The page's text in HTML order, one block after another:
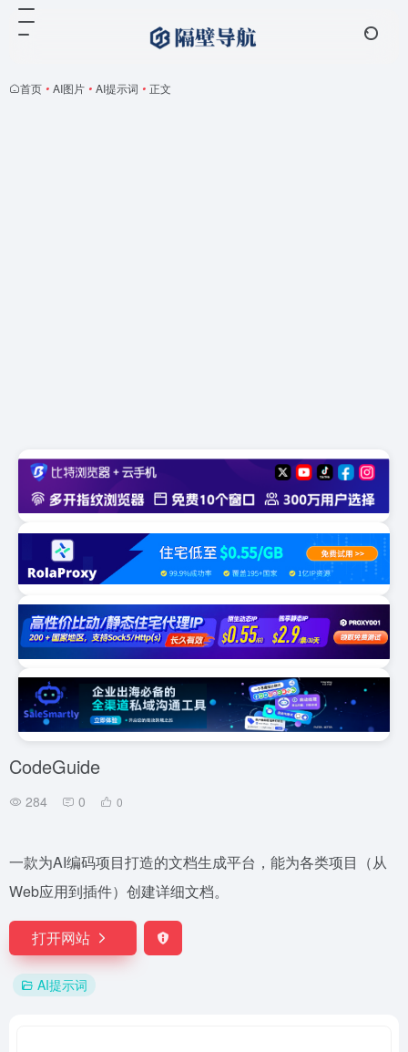
首页 • AI图片 • AI提示词 • 正文
CodeGuide
284 0 0
一款为AI编码项目打造的文档生成平台，能为各类项目（从
Web应用到插件）创建详细文档。
打开网站
AI提示词